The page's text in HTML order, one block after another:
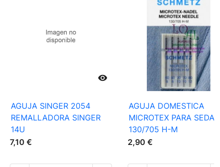

AGUJA SINGER 2054
REMALLADORA SINGER
14U
7,10 €
AGUJA DOMESTICA
MICROTEX PARA SEDA
130/705 H-M
2,90 €